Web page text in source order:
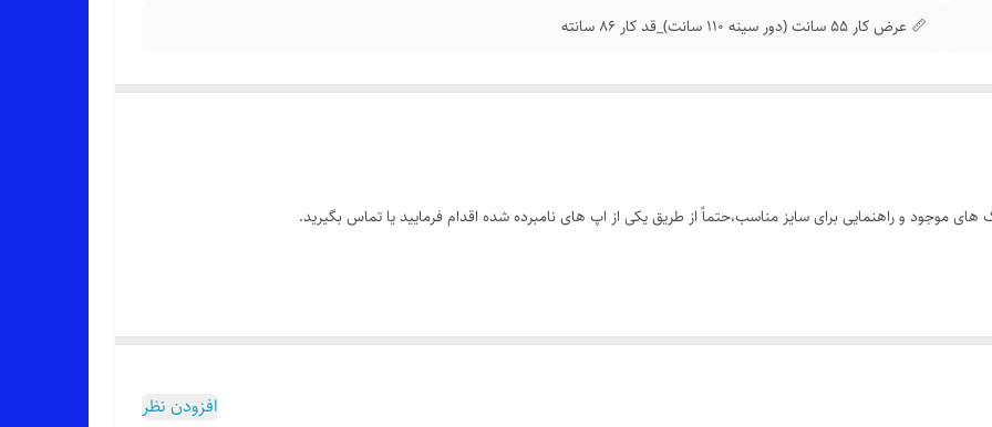
📏 عرض کار 55 سانت (دور سینه 110 سانت)_قد کار 86 سانته
موجود و راهنمایی برای سایز مناسب،حتماً از طریق یکی از اپ های نامبرده شده اقدام فرمایید یا تماس بگیرید.
افزودن نظر